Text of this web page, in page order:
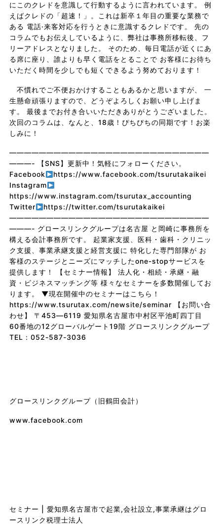
にこのクレドを意識して行動するように言われています。 例
えばクレドの「超速！」。これは新卒１年目の重要な業務で
ある 電話·来客対応を行うときに意識するクレドです。 先の
コラムでもお伝えしているように、弊社は事務所移転後、フ
リーアドレスとなりました。 そのため、毎日電話が近くにあ
る席に座り、誰よりも早く電話をとることで お客様にお待ち
いただく時間を少しでも短くできるよう努めております！
不慣れでご不便おかけすることもあるかと思いますが、 一
生懸命頑張りますので、どうぞよろしくお願い申し上げま
す。 最後までお付き合いいただきありがとうございました。
次回のコラムは、なんと、18歳！ぴちぴちの同期です！お楽
しみに！
———————————————————————————
———- 【SNS】更新中！気軽にフォローください。
Facebook
https://www.facebook.com/tsurutakaikei
Instagram
https://www.instagram.com/tsurutax_accounting
Twitter
https://twitter.com/tsurutakaikei
———————————————————————————
———- グロースリンクグループは名古屋 と岡崎に事務所を
構える会計事務所です。 起業家支援、医科・歯科・クリニッ
ク支援、事業承継支援と経営支援に 特化した専門部隊が お
客様のステージとニーズにマッチしたone-stopサービスを
提供します！ 【セミナー情報】 法人化・相続・承継・融
資・ビジネスマッチング等 様々なセミナーを多数開催してお
ります。 ▼現在開催中のセミナーはこちら！
https://www.tsurutax.com/newsite/seminar 【お問い合
わせ】 〒453―6119 愛知県名古屋市中村区平池町四丁目
60番地の12グローバルゲート19階 グロースリンクグループ
TEL：052-587-3036
グロースリンクグループ（旧鶴田会計）
www.facebook.com
セミナー | 愛知県名古屋市で起業,会社設立,事業承継はグロ
ースリンク税理士法人